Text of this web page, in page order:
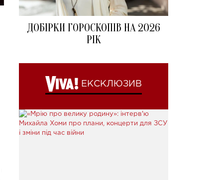
ДОБІРКИ ГОРОСКОПІВ НА 2026
РІК
ЕКСКЛЮЗИВ